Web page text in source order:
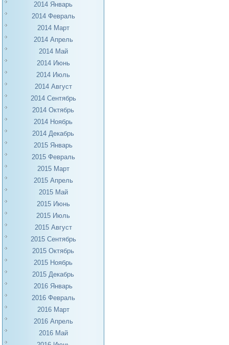
2014 Январь
2014 Февраль
2014 Март
2014 Апрель
2014 Май
2014 Июнь
2014 Июль
2014 Август
2014 Сентябрь
2014 Октябрь
2014 Ноябрь
2014 Декабрь
2015 Январь
2015 Февраль
2015 Март
2015 Апрель
2015 Май
2015 Июнь
2015 Июль
2015 Август
2015 Сентябрь
2015 Октябрь
2015 Ноябрь
2015 Декабрь
2016 Январь
2016 Февраль
2016 Март
2016 Апрель
2016 Май